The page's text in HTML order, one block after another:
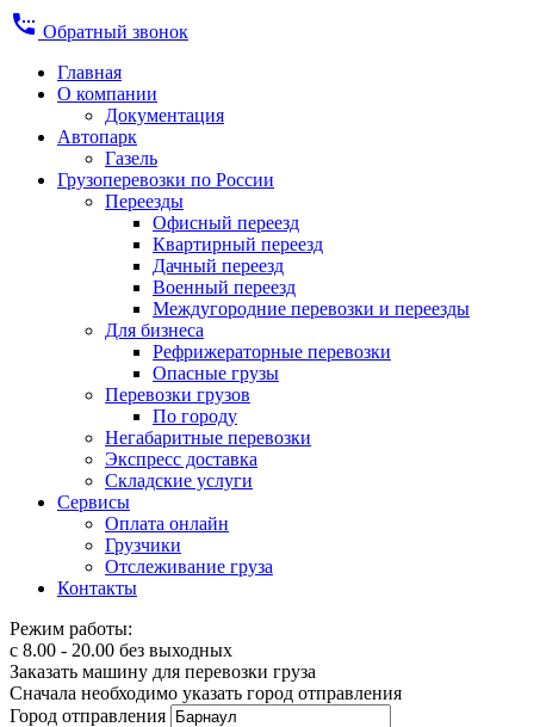
settings_phone Обратный звонок
Главная
О компании
Документация
Автопарк
Газель
Грузоперевозки по России
Переезды
Офисный переезд
Квартирный переезд
Дачный переезд
Военный переезд
Междугородние перевозки и переезды
Для бизнеса
Рефрижераторные перевозки
Опасные грузы
Перевозки грузов
По городу
Негабаритные перевозки
Экспресс доставка
Складские услуги
Сервисы
Оплата онлайн
Грузчики
Отслеживание груза
Контакты
Режим работы:
с 8.00 - 20.00 без выходных
Заказать машину для перевозки груза
Сначала необходимо указать город отправления
Город отправления